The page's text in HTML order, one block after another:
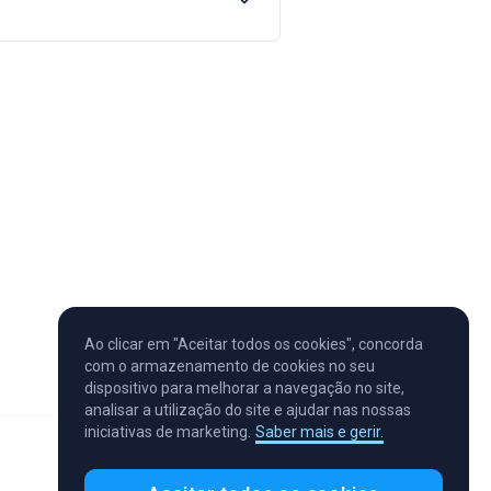
Ao clicar em "Aceitar todos os cookies", concorda
com o armazenamento de cookies no seu
dispositivo para melhorar a navegação no site,
analisar a utilização do site e ajudar nas nossas
iniciativas de marketing. Saber mais e gerir.